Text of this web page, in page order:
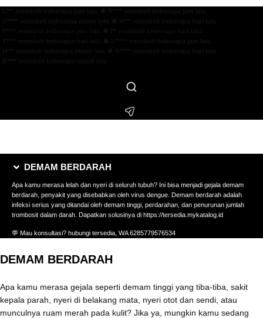
DEMAM BERDARAH
Apa kamu merasa lelah dan nyeri di seluruh tubuh? Ini bisa menjadi gejala demam
berdarah, penyakit yang disebabkan oleh virus dengue. Demam berdarah adalah
infeksi serius yang ditandai oleh demam tinggi, perdarahan, dan penurunan jumlah
trombosit dalam darah. Dapatkan solusinya di https://tersedia.mykatalog.id
💬 Mau konsultasi? hubungi tersedia, WA 6285779576534
DEMAM BERDARAH
Apa kamu merasa gejala seperti demam tinggi yang tiba-tiba, sakit
kepala parah, nyeri di belakang mata, nyeri otot dan sendi, atau
munculnya ruam merah pada kulit? Jika ya, mungkin kamu sedang